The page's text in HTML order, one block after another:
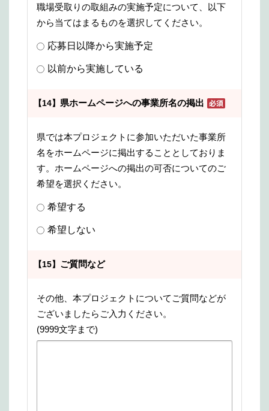
職場受取りの取組みの実施予定について、以下
から当てはまるものを選択してください。
応募日以降から実施予定
以前から実施している
【14】 県ホームページへの事業所名の掲出
県では本プロジェクトに参加いただいた事業所
名をホームページに掲出することとしておりま
す。ホームページへの掲出の可否についてのご
希望を選択ください。
希望する
希望しない
【15】 ご質問など
その他、本プロジェクトについてご質問などが
ございましたらご入力ください。
(9999文字まで)